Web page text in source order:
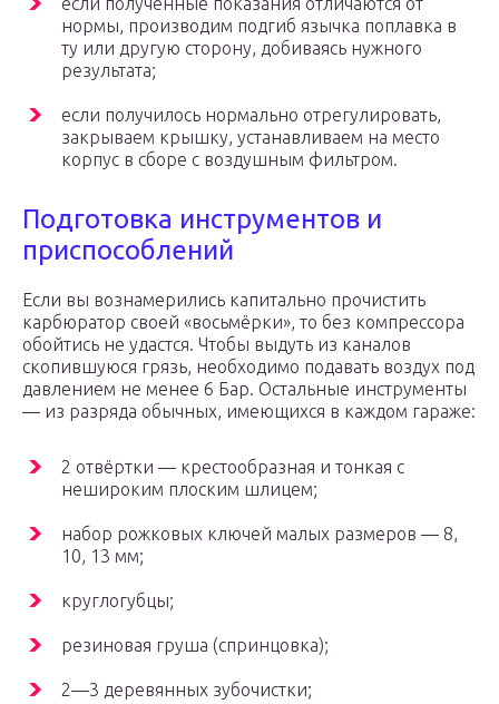
нормы, производим подгиб язычка поплавка в
ту или другую сторону, добиваясь нужного
результата;
если получилось нормально отрегулировать,
закрываем крышку, устанавливаем на место
корпус в сборе с воздушным фильтром.
Подготовка инструментов и
приспособлений
Если вы вознамерились капитально прочистить
карбюратор своей «восьмёрки», то без компрессора
обойтись не удастся. Чтобы выдуть из каналов
скопившуюся грязь, необходимо подавать воздух под
давлением не менее 6 Бар. Остальные инструменты
— из разряда обычных, имеющихся в каждом гараже:
2 отвёртки — крестообразная и тонкая с
нешироким плоским шлицем;
набор рожковых ключей малых размеров — 8,
10, 13 мм;
круглогубцы;
резиновая груша (спринцовка);
2—3 деревянных зубочистки;